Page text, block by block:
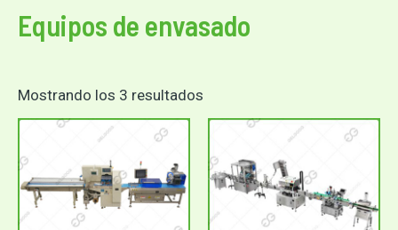
Equipos de envasado
Mostrando los 3 resultados